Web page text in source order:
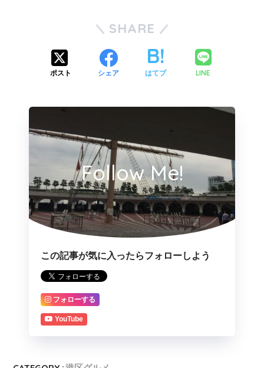
SHARE
ポスト シェア はてブ LINE
Follow Me!
この記事が気に入ったらフォローしよう
フォローする
YouTube